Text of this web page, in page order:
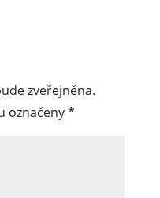
zveřejněna.
označeny*